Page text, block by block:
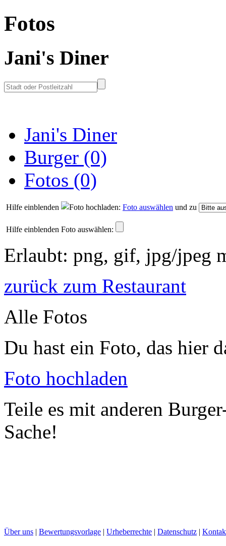
Fotos
Jani's Diner
Jani's Diner
Burger (0)
Fotos (0)
Hilfe einblenden Foto auswählen und zu
Hilfe einblenden Foto auswählen:
Erlaubt: png, gif, jpg/jpeg
zurück zum Restaurant
Alle Fotos
Du hast ein Foto, das hier
Foto hochladen
Teile es mit anderen
Sache!
Über uns | Bewertungsvorlage | Urheberrechte | Datenschutz |